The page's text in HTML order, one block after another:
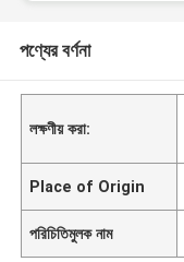
পণ্যের বর্ণনা
লক্ষণীয় করা:
Place of Origin
পরিচিতিমুলক নাম